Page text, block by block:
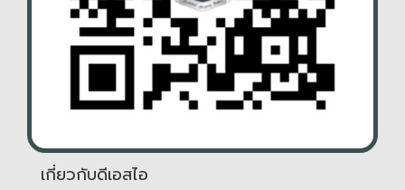
เกี่ยวกับดีเอสไอ